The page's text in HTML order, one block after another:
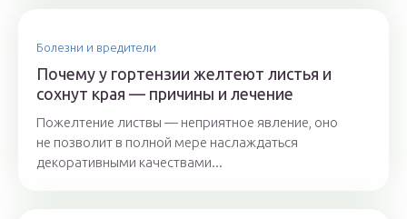
Болезни и вредители
Почему у гортензии желтеют листья и
сохнут края — причины и лечение
Пожелтение листвы — неприятное явление, оно
не позволит в полной мере наслаждаться
декоративными качествами...